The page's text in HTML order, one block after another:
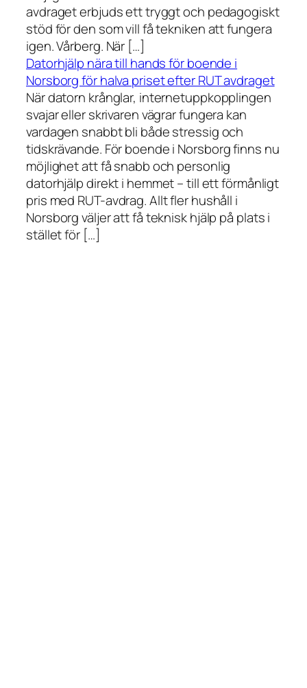
avdraget erbjuds ett tryggt och pedagogiskt
stöd för den som vill få tekniken att fungera
igen. Vårberg. När […]
Datorhjälp nära till hands för boende i
Norsborg för halva priset efter RUT avdraget
När datorn krånglar, internetuppkopplingen
svajar eller skrivaren vägrar fungera kan
vardagen snabbt bli både stressig och
tidskrävande. För boende i Norsborg finns nu
möjlighet att få snabb och personlig
datorhjälp direkt i hemmet – till ett förmånligt
pris med RUT-avdrag. Allt fler hushåll i
Norsborg väljer att få teknisk hjälp på plats i
stället för […]